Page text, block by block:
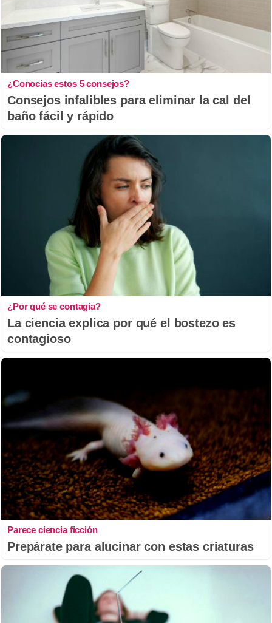
¿Conocías estos 5 consejos?
Consejos infalibles para eliminar la cal del
baño fácil y rápido
¿Por qué se contagia?
La ciencia explica por qué el bostezo es
contagioso
Parece ciencia ficción
Prepárate para alucinar con estas criaturas